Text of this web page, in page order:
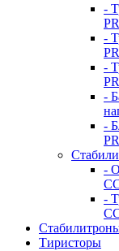
-
-
-
-
-
-
-
Тиристоры